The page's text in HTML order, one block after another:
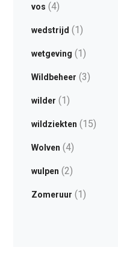
vos (4)
wedstrijd (1)
wetgeving (1)
Wildbeheer (3)
wilder (1)
wildziekten (15)
Wolven (4)
wulpen (2)
Zomeruur (1)